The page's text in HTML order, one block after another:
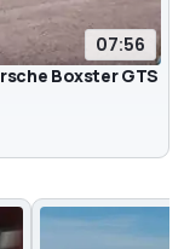
07:56
Boxster GTS